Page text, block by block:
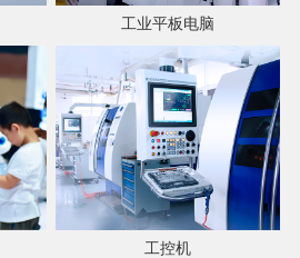
工业平板电脑
工控机